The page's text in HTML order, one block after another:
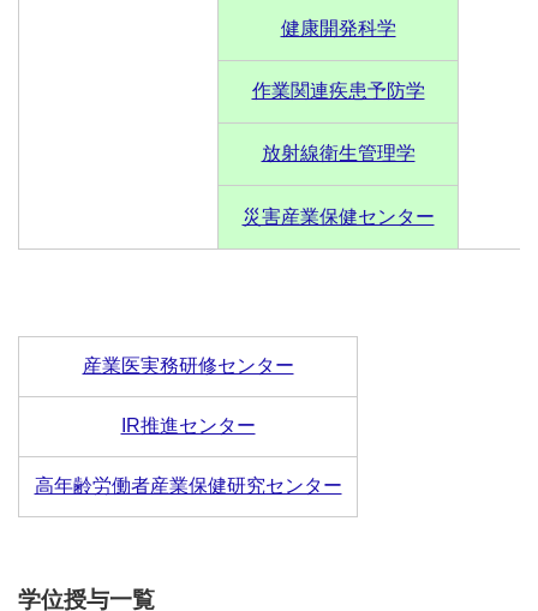
健康開発科学
作業関連疾患予防学
放射線衛生管理学
災害産業保健センター
産業医実務研修センター
IR推進センター
高年齢労働者産業保健研究センター
学位授与一覧